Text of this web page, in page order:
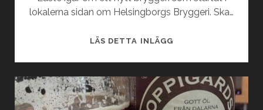
lokalerna sidan om Helsingborgs Bryggeri. Ska…
LÄS DETTA INLÄGGBREWSKI
NYTT
BRYGGERI